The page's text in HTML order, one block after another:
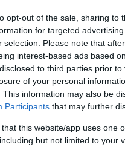
opt-out of the sale, sharing
for targeted
selection. Please note that
interest-based ads based
to third parties prior
of your personal
This information may also be
Participants that may further
that this website/app uses one
but not limited to your
Εθνικών Ομάδων.
ότι θα γραφτεί
για να
μας είναι μαζί
width="751"]Γιάννης